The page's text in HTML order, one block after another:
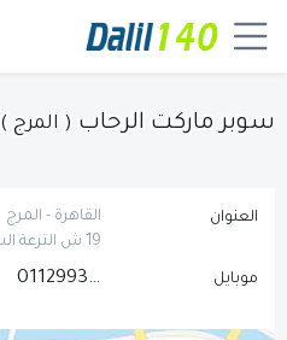
سوبر ماركت الرحاب ( المرج )
العنوان
القاهرة - المرج
19 ش الترعة السلطوحية
موبايل 01129938812